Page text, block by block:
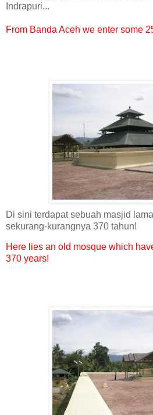
Indrapuri...
From Banda Aceh we enter some
Di sini terdapat sebuah masjid
sekurang-kurangnya 370 tahun!
Here lies an old mosque which
370 years!